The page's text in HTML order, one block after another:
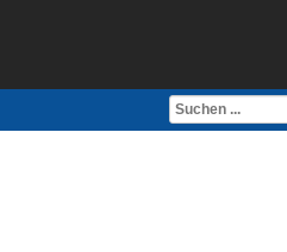
Impressum